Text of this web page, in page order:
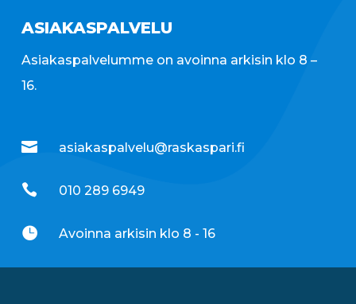
ASIAKASPALVELU
Asiakaspalvelumme on avoinna arkisin klo 8 –
16.
 asiakaspalvelu@raskaspari.fi
 010 289 6949
 Avoinna arkisin klo 8 - 16